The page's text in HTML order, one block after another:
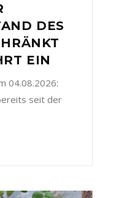
DES
EIN
04.08.2026:
seit der